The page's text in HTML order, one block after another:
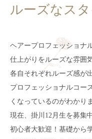
ルーズなスタ
ヘアープロフェッショ
仕上がりをルーズな雰囲
各自それぞれルーズ感が
プロフェッショナルコー
くなっているのがわかり
現在、掛川12月生を募集
初心者大歓迎！基礎から